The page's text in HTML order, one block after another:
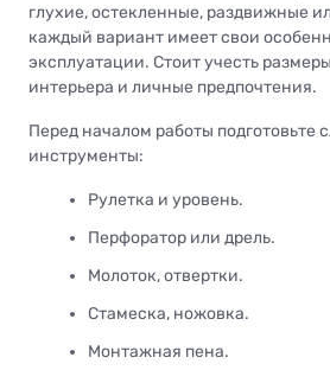
глухие, остекленные, раздвижные
каждый вариант имеет свои
эксплуатации. Стоит учесть
интерьера и личные предпочтения.
Перед началом работы подготовьте
инструменты:
Рулетка и уровень.
Перфоратор или дрель.
Молоток, отвертки.
Стамеска, ножовка.
Монтажная пена.